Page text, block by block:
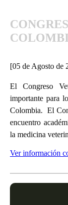
[05 de Agosto de
El Congreso
importante para
Colombia. El
encuentro
la medicina
Ver información